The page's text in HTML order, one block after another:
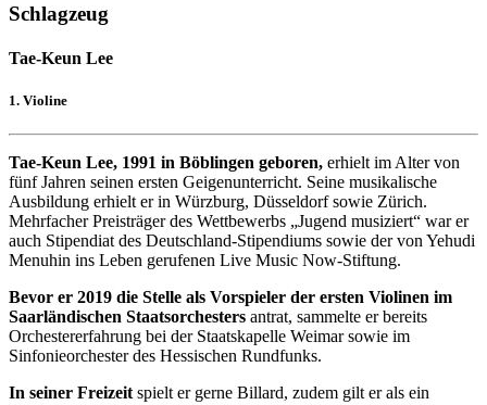
Schlagzeug
Tae-Keun Lee
1. Violine
Tae-Keun Lee, 1991 in Böblingen geboren, erhielt im Alter von
fünf Jahren seinen ersten Geigenunterricht. Seine musikalische
Ausbildung erhielt er in Würzburg, Düsseldorf sowie Zürich.
Mehrfacher Preisträger des Wettbewerbs „Jugend musiziert“ war er
auch Stipendiat des Deutschland-Stipendiums sowie der von Yehudi
Menuhin ins Leben gerufenen Live Music Now-Stiftung.
Bevor er 2019 die Stelle als Vorspieler der ersten Violinen im
Saarländischen Staatsorchesters antrat, sammelte er bereits
Orchestererfahrung bei der Staatskapelle Weimar sowie im
Sinfonieorchester des Hessischen Rundfunks.
In seiner Freizeit spielt er gerne Billard, zudem gilt er als ein